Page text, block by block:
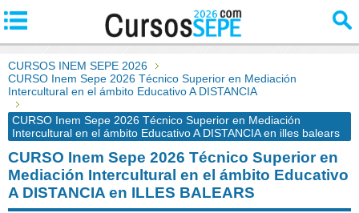
CURSOS INEM SEPE 2026
CURSO Inem Sepe 2026 Técnico Superior en Mediación
Intercultural en el ámbito Educativo A DISTANCIA
CURSO Inem Sepe 2026 Técnico Superior en Mediación
Intercultural en el ámbito Educativo A DISTANCIA en illes balears
CURSO Inem Sepe 2026 Técnico Superior en
Mediación Intercultural en el ámbito Educativo
A DISTANCIA en ILLES BALEARS